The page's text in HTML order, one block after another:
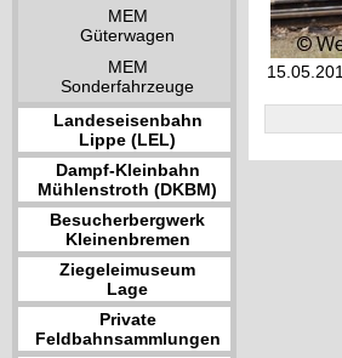
MEM
Güterwagen
MEM
Sonderfahrzeuge
Landeseisenbahn
Lippe (LEL)
Dampf-Kleinbahn
Mühlenstroth (DKBM)
Besucherbergwerk
Kleinenbremen
Ziegeleimuseum
Lage
Private
Feldbahnsammlungen